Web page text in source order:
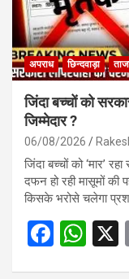
अपराध छिन्दवाड़ा
जिंदा बच्चों को
जिम्मेदार ?
06/08/2026
जिंदा बच्चों को ‘मार’
दफन हो रही मासूमों
किसके भरोसे चलेगा
F
W